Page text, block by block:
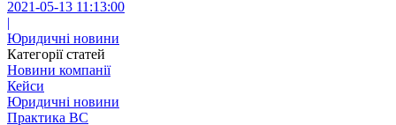
2021-05-13 11:13:00
|
Юридичні новини
Категорії статей
Новини компанії
Кейси
Юридичні новини
Практика ВС